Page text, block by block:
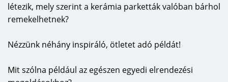
létezik, mely szerint a kerámia parketták valóban bárhol
remekelhetnek?
Nézzünk néhány inspiráló, ötletet adó példát!
Mit szólna például az egészen egyedi elrendezési